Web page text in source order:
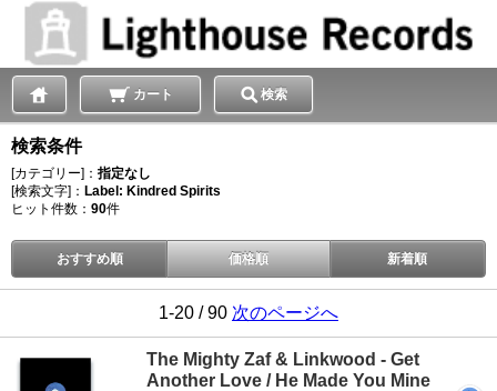
カート 検索
検索条件
[カテゴリー]： 指定なし
[検索文字]： Label: Kindred Spirits
ヒット件数： 90件
おすすめ順 価格順 新着順
1-20 / 90 次のページへ
The Mighty Zaf & Linkwood - Get
Another Love / He Made You Mine